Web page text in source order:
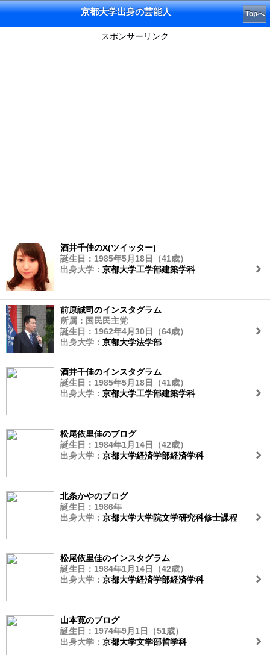
京都大学出身の芸能人 Topへ
スポンサーリンク
酒井千佳のX(ツイッター)
誕生日：1985年5月18日（41歳）
出身大学： 京都大学工学部建築学科
前原誠司のインスタグラム
所属：国民民主党
誕生日：1962年4月30日（64歳）
出身大学： 京都大学法学部
酒井千佳のインスタグラム
誕生日：1985年5月18日（41歳）
出身大学： 京都大学工学部建築学科
松尾依里佳のブログ
誕生日：1984年1月14日（42歳）
出身大学： 京都大学経済学部経済学科
北条かやのブログ
誕生日：1986年
出身大学： 京都大学大学院文学研究科修士課程
松尾依里佳のインスタグラム
誕生日：1984年1月14日（42歳）
出身大学： 京都大学経済学部経済学科
山本寛のブログ
誕生日：1974年9月1日（51歳）
出身大学： 京都大学文学部哲学科